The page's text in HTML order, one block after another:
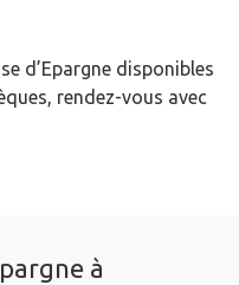
d’Epargne disponibles
rendez-vous avec
à